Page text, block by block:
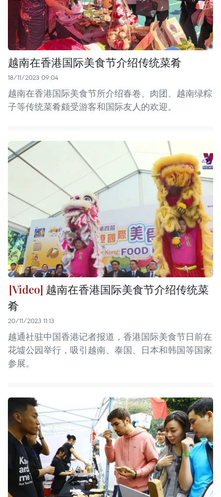
越南在香港国际美食节介绍传统菜肴
18/11/2023 09:04
越南在香港国际美食节所介绍春卷、肉团、越南绿粽
子等传统菜肴颇受游客和国际友人的欢迎。
越南在香港国际美食节介绍传统菜
肴
20/11/2023 11:13
越通社驻中国香港记者报道，香港国际美食节日前在
花墟公园举行，吸引越南、泰国、日本和韩国等国家
参展。